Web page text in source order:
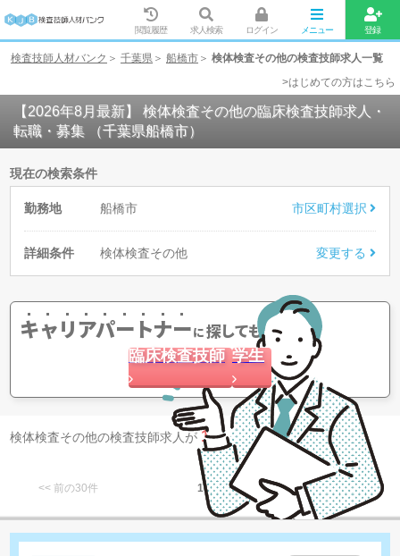
閲覧履歴 求人検索 ログイン メニュー 登録
検査技師人材バンク 千葉県 船橋市
検体検査その他の検査技師求人一覧
>はじめての方はこちら
【2026年8月最新】 検体検査その他の臨床検査技師求人・
転職・募集 （千葉県船橋市）
現在の検索条件
勤務地 船橋市 市区町村選択
詳細条件 検体検査その他 変更する
キャリアパートナーに探してもらう
臨床検査技師 学生
検体検査その他の検査技師求人が 1 件 見つかりました。
<< 前の30件 1 次の30件 >>